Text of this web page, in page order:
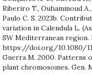
Riberiro T., Ouhammoud
Paulo C. S. 2023b.
variation in Calendula L.
SW Mediterranean region.
https://doi.org/10.1080/
Guerra M. 2000.
plant chromosomes. Gen.